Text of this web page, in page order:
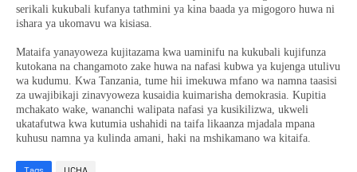
serikali kukubali kufanya tathmini ya kina baada ya migogoro huwa ni
ishara ya ukomavu wa kisiasa.
Mataifa yanayoweza kujitazama kwa uaminifu na kukubali kujifunza
kutokana na changamoto zake huwa na nafasi kubwa ya kujenga utulivu
wa kudumu. Kwa Tanzania, tume hii imekuwa mfano wa namna taasisi
za uwajibikaji zinavyoweza kusaidia kuimarisha demokrasia. Kupitia
mchakato wake, wananchi walipata nafasi ya kusikilizwa, ukweli
ukatafutwa kwa kutumia ushahidi na taifa likaanza mjadala mpana
kuhusu namna ya kulinda amani, haki na mshikamano wa kitaifa.